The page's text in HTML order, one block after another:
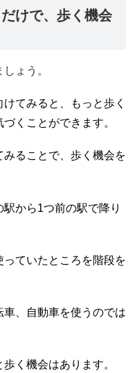
けで、歩く機会
ょう。
てみると、もっと歩く
くことができます。
ることで、歩く機会を
駅から1つ前の駅で降り
っていたところを階段を
車、自動車を使うのでは
く機会はあります。